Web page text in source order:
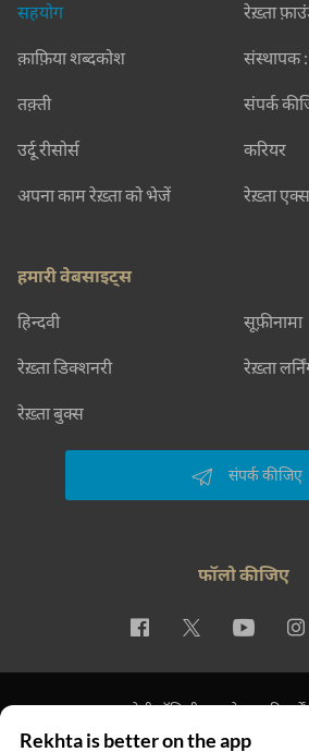
सहयोग
क़ाफ़िया शब्दकोश
तक़्ती
उर्दू रीसोर्स
अपना काम रेख़्ता को भेजें
रेख़्ता
संस्थापक
संपर्क
करियर
रेख़्ता
हमारी वेबसाइट्स
हिन्दवी सूफ़ीनामा
रेख़्ता डिक्शनरी रेख़्ता
रेख़्ता बुक्स
संपर्क कीजिए
फॉलो कीजिए
प्राइवेसी पॉलिसी इस्तेमाल की शर्तें
© 2026 Rekhta™ Foundation. All
Rekhta is better on the app